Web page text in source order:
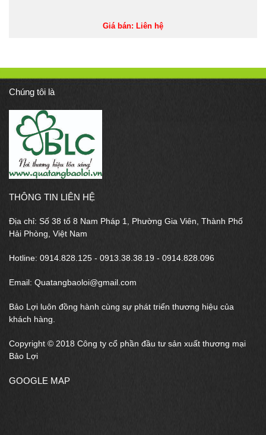
Giá bán: Liên hệ
Chúng tôi là
THÔNG TIN LIÊN HỆ
Địa chỉ: Số 38 tổ 8 Nam Pháp 1, Phường Gia Viên, Thành Phố
Hải Phòng, Việt Nam
Hotline: 0914.828.125 - 0913.38.38.19 - 0914.828.096
Email: Quatangbaoloi@gmail.com
Bảo Lợi luôn đồng hành cùng sự phát triển thương hiệu của
khách hàng.
Copyright © 2018 Công ty cổ phần đầu tư sản xuất thương mại
Bảo Lợi
GOOGLE MAP